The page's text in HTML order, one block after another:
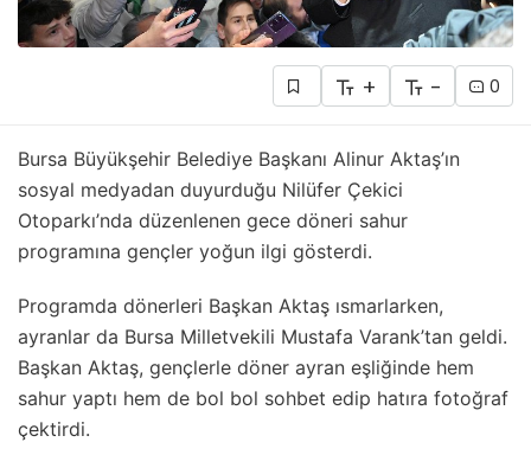
+ - 0
Bursa Büyükşehir Belediye Başkanı Alinur Aktaş’ın
sosyal medyadan duyurduğu Nilüfer Çekici
Otoparkı’nda düzenlenen gece döneri sahur
programına gençler yoğun ilgi gösterdi.
Programda dönerleri Başkan Aktaş ısmarlarken,
ayranlar da Bursa Milletvekili Mustafa Varank’tan geldi.
Başkan Aktaş, gençlerle döner ayran eşliğinde hem
sahur yaptı hem de bol bol sohbet edip hatıra fotoğraf
çektirdi.